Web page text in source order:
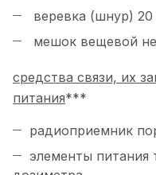
веревка (шнур)
мешок вещевой
средства связи, их
питания***
радиоприемник
элементы